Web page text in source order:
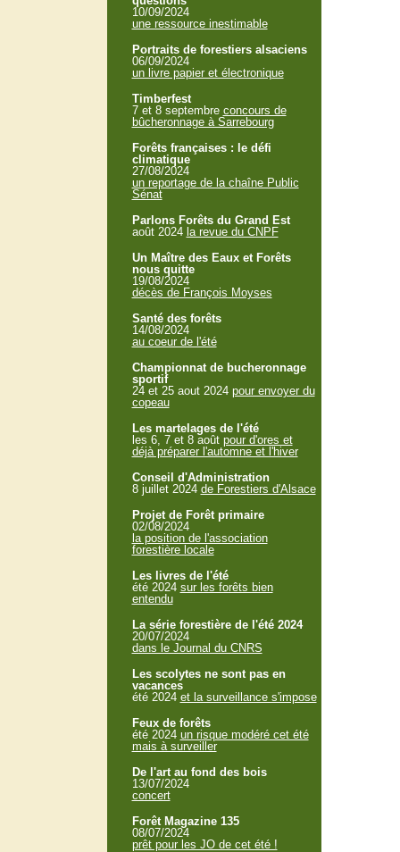
10/09/2024
une ressource inestimable
Portraits de forestiers alsaciens
06/09/2024
un livre papier et électronique
Timberfest
7 et 8 septembre concours de
bûcheronnage à Sarrebourg
Forêts françaises : le défi
climatique
27/08/2024
un reportage de la chaîne Public
Sénat
Parlons Forêts du Grand Est
août 2024 la revue du CNPF
Un Maître des Eaux et Forêts
nous quitte
19/08/2024
décès de François Moyses
Santé des forêts
14/08/2024
au coeur de l'été
Championnat de bucheronnage
sportif
24 et 25 aout 2024 pour envoyer du
copeau
Les martelages de l'été
les 6, 7 et 8 août pour d'ores et
déjà préparer l'automne et l'hiver
Conseil d'Administration
8 juillet 2024 de Forestiers d'Alsace
Projet de Forêt primaire
02/08/2024
la position de l'association
forestière locale
Les livres de l'été
été 2024 sur les forêts bien
entendu
La série forestière de l'été 2024
20/07/2024
dans le Journal du CNRS
Les scolytes ne sont pas en
vacances
été 2024 et la surveillance s'impose
Feux de forêts
été 2024 un risque modéré cet été
mais à surveiller
De l'art au fond des bois
13/07/2024
concert
Forêt Magazine 135
08/07/2024
prêt pour les JO de cet été !